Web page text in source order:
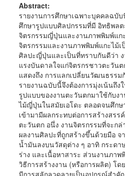
Abstract:
รายงานการศึกษาเฉพาะบุคคลฉบั
ศึกษารูปแบบศิลปกรรมที่มี อิทธิพล
จิตรกรรมญี่ปุ่นและงานภาพพิมพ์แก
จิตรกรรมและงานภาพพิมพ์แกะไม้
ศิลปะญี่ปุ่นและเป็นที่ทราบกันดีว่า ง
แรงบันดาลใจแก่จิตรกรชาวตะวัน
แสดงถึง การแลกเปลี่ยนวัฒนธรรม
รายงานฉบับนี้จึงต้องการมุ่งเน้นถึง
รูปแบบของงานตะวันตกมาใช้กับง
ไม้ญี่ปุ่นในสมัยเอโดะ ตลอดจนศึก
เข้ามามีผลกระทบต่อการสร้างสร
ตะวันตก อนึ่ง งานจิตรกรรมที่จะก
ผลงานศิลปะที่ถูกสร้างขึ้นด้วยมือ จ
น้ำมันลงบนวัสดุต่าง ๆ อาทิ กระดา
ร่าง และเนื้อหาสาระ ส่วนงานภา
วิธีการสร้างงาน (หรือการผลิต) โ
มีการสลักลวดลายเป็นอุปกรณ์สำคั